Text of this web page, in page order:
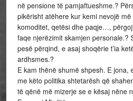
në pensione të pamjaftueshme.?
pikërisht atëhere kur kemi nevojë
komoditet, qetësi dhe paqje…,
faqe njerëzimit skamjen personale.?
pesë përqind, e asaj shoqërie t’ia
ardhsmes.?
E kam thënë shumë shpesh. E
me këto politika shtetarësh që
të qënë më mizerje se e kësaj nëne